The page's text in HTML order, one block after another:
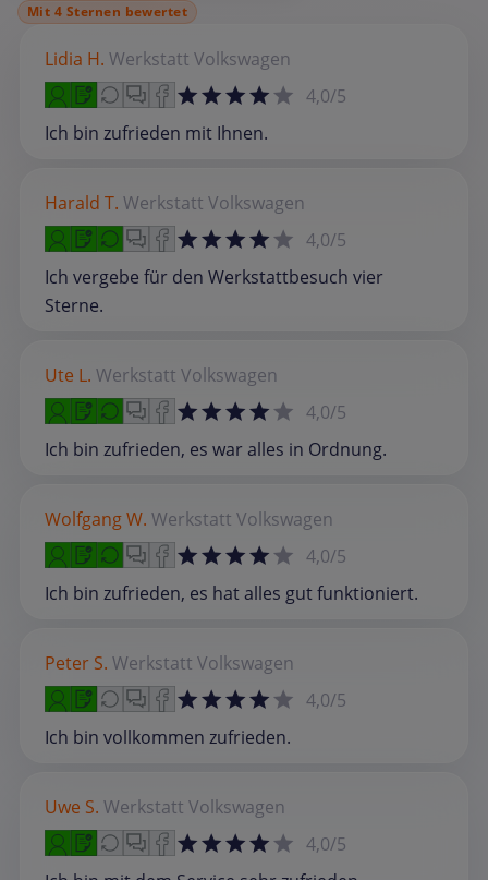
Mit 4 Sternen bewertet
Lidia H. Werkstatt Volkswagen
4,0/5
Ich bin zufrieden mit Ihnen.
Harald T. Werkstatt Volkswagen
4,0/5
Ich vergebe für den Werkstattbesuch vier
Sterne.
Ute L. Werkstatt Volkswagen
4,0/5
Ich bin zufrieden, es war alles in Ordnung.
Wolfgang W. Werkstatt Volkswagen
4,0/5
Ich bin zufrieden, es hat alles gut funktioniert.
Peter S. Werkstatt Volkswagen
4,0/5
Ich bin vollkommen zufrieden.
Uwe S. Werkstatt Volkswagen
4,0/5